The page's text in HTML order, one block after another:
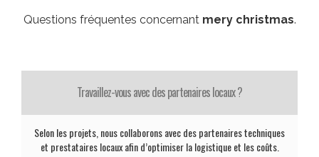
Questions fréquentes concernant mery christmas.
Travaillez-vous avec des partenaires locaux ?
Selon les projets, nous collaborons avec des partenaires techniques
et prestataires locaux afin d’optimiser la logistique et les coûts.